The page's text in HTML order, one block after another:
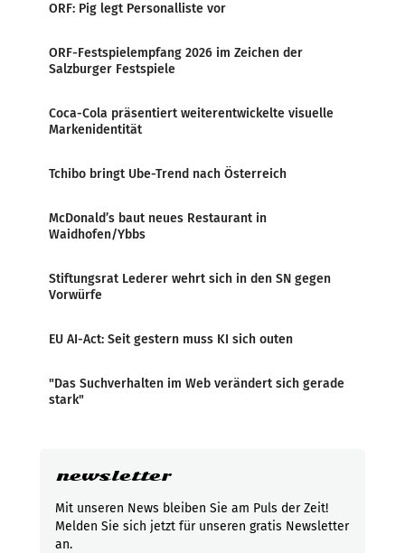
ORF: Pig legt Personalliste vor
ORF-Festspielempfang 2026 im Zeichen der
Salzburger Festspiele
Coca-Cola präsentiert weiterentwickelte visuelle
Markenidentität
Tchibo bringt Ube-Trend nach Österreich
McDonald’s baut neues Restaurant in
Waidhofen/Ybbs
Stiftungsrat Lederer wehrt sich in den SN gegen
Vorwürfe
EU AI-Act: Seit gestern muss KI sich outen
"Das Suchverhalten im Web verändert sich gerade
stark"
newsletter
Mit unseren News bleiben Sie am Puls der Zeit!
Melden Sie sich jetzt für unseren gratis Newsletter
an.